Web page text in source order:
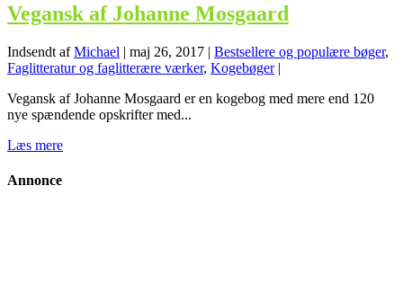
Vegansk af Johanne Mosgaard
Indsendt afMichael | maj 26, 2017 | Bestsellere og populære bøger,
Faglitteratur og faglitterære værker, Kogebøger|
Vegansk af Johanne Mosgaard er en kogebog med mere end 120
nye spændende opskrifter med...
Læs mere
Annonce